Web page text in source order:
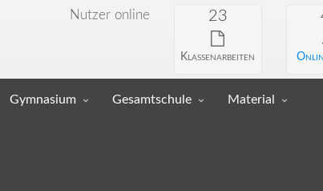
Nutzer online 23
Klassenarbeiten
Gymnasium Gesamtschule Material